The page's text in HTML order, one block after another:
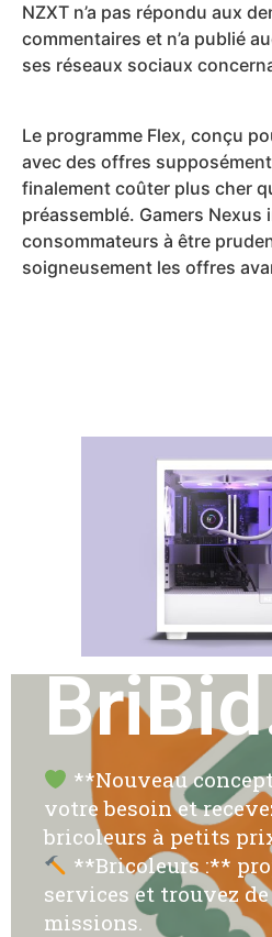
NZXT n’a pas répondu aux
commentaires et n’a publié
ses réseaux sociaux
Le programme Flex, conçu
avec des offres
finalement coûter plus cher
préassemblé. Gamers Nexus
consommateurs à être
soigneusement les offres
**Nouveau
votre besoin et
bricoleurs à petits
**Bricoleurs :**
services et trouvez
missions.